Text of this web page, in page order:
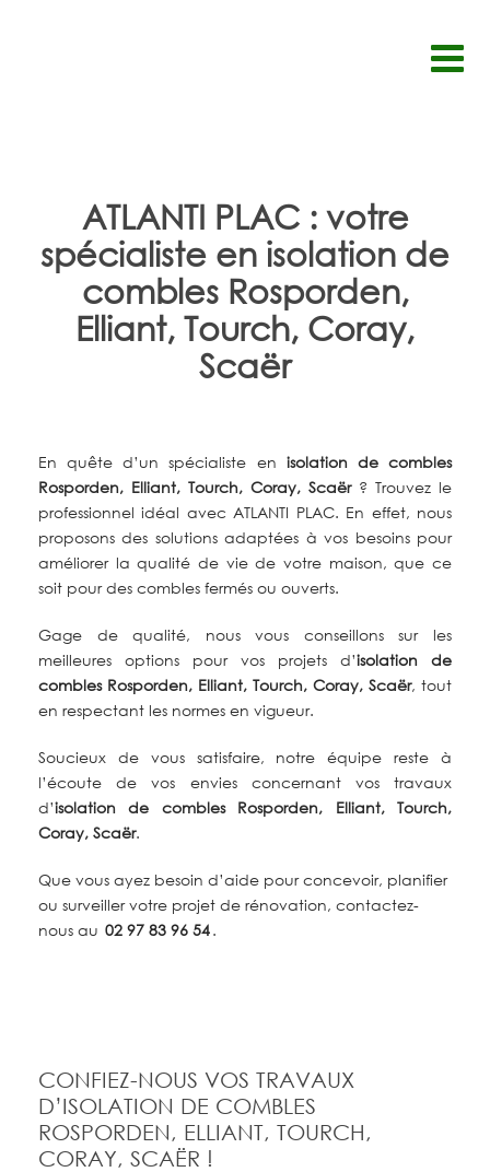
ATLANTI PLAC : votre
spécialiste en isolation de
combles Rosporden,
Elliant, Tourch, Coray,
Scaër
En quête d’un spécialiste en isolation de combles
Rosporden, Elliant, Tourch, Coray, Scaër ? Trouvez le
professionnel idéal avec ATLANTI PLAC. En effet, nous
proposons des solutions adaptées à vos besoins pour
améliorer la qualité de vie de votre maison, que ce
soit pour des combles fermés ou ouverts.
Gage de qualité, nous vous conseillons sur les
meilleures options pour vos projets d’isolation de
comblesRosporden, Elliant, Tourch, Coray, Scaër, tout
en respectant les normes en vigueur.
Soucieux de vous satisfaire, notre équipe reste à
l’écoute de vos envies concernant vos travaux
d’isolation de combles Rosporden, Elliant, Tourch,
Coray, Scaër.
Que vous ayez besoin d’aide pour concevoir, planifier
ou surveiller votre projet de rénovation, contactez-
nous au 02 97 83 96 54.
CONFIEZ-NOUS VOS TRAVAUX
D’ISOLATION DE COMBLES
ROSPORDEN, ELLIANT, TOURCH,
CORAY, SCAËR !